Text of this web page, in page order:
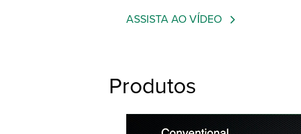
ASSISTA AO VÍDEO
Produtos